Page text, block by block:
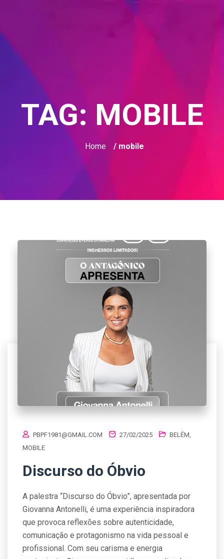
TAG: MOBILE
Home / mobile
PBPF1981@GMAIL.COM 27/02/2025 BELÉM
MOBILE
Discurso do Óbvio
A palestra “Discurso do Óbvio”, apresentada por
Giovanna Antonelli, é uma experiência inspiradora
que provoca reflexões sobre autenticidade,
comunicação e protagonismo na vida pessoal e
profissional. Com seu carisma e energia